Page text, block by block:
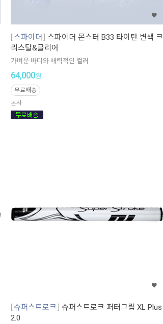
스파이더
스파이더 몬스터 B33 타이탄 변색 크
리스탈&클리어
가벼운 바디와 매력적인 컬러
64,000원
무료배송
본사
슈퍼스트로크
슈퍼스트로크 퍼터그립 XL Plus
2.0